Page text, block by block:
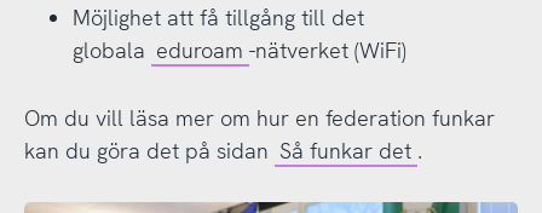
Möjlighet att få tillgång till det
globala eduroam -nätverket (WiFi)
Om du vill läsa mer om hur en federation funkar
kan du göra det på sidan Så funkar det .